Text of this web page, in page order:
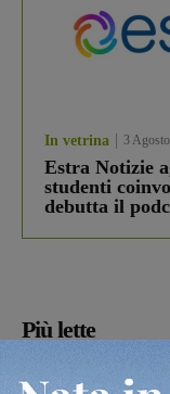
In vetrina 3
Estra Notizie
studenti
debutta il
Più lette